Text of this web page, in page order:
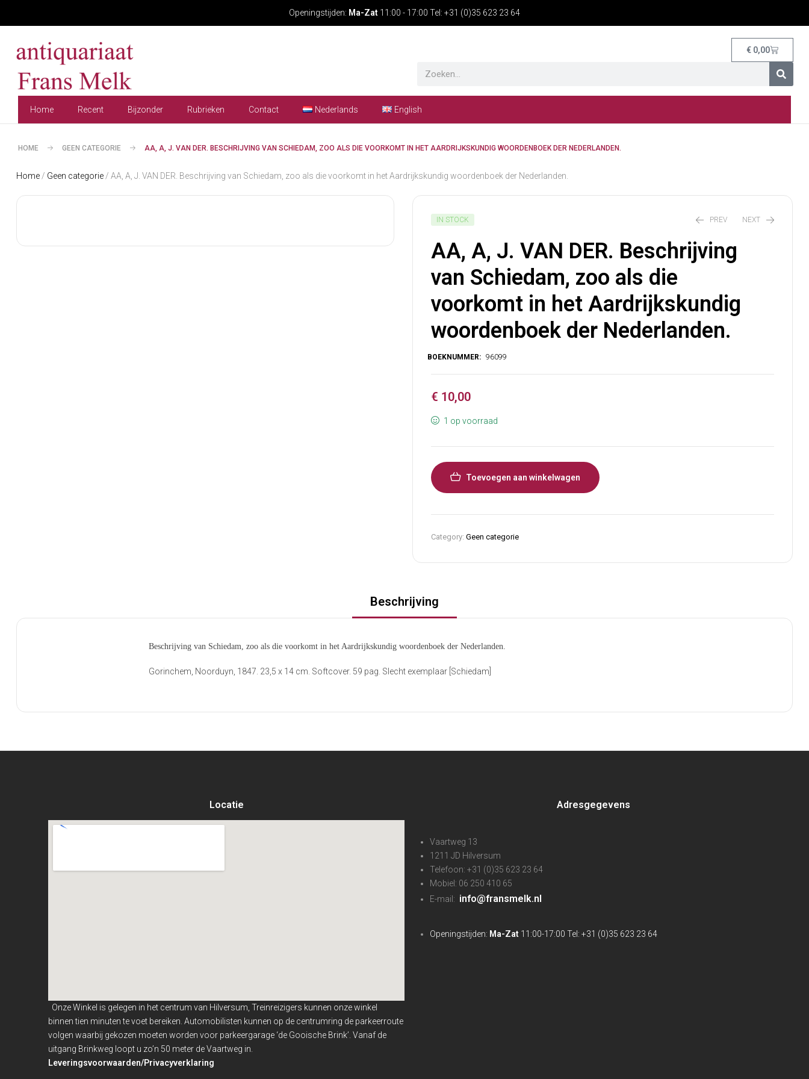
Openingstijden: Ma-Zat 11:00 - 17:00 Tel: +31 (0)35 623 23 64
€ 0,00
Home Recent Bijzonder Rubrieken Contact Nederlands English
HOME GEEN CATEGORIE AA, A, J. VAN DER. BESCHRIJVING VAN SCHIEDAM, ZOO ALS DIE VOORKOMT IN HET AARDRIJKSKUNDIG WOORDENBOEK DER NEDERLANDEN.
Home / Geen categorie / AA, A, J. VAN DER. Beschrijving van Schiedam, zoo als die voorkomt in het Aardrijkskundig woordenboek der Nederlanden.
IN STOCK PREV
€10,00
NEXT
AA, A, J. VAN DER. Beschrijving
van Schiedam, zoo als die
voorkomt in het Aardrijkskundig
woordenboek der Nederlanden.
€ 10,00
1 op voorraad
Toevoegen aan winkelwagen
Category: Geen categorie
Beschrijving
Beschrijving van Schiedam, zoo als die voorkomt in het Aardrijkskundig woordenboek der Nederlanden.
Gorinchem, Noorduyn, 1847. 23,5 x 14 cm. Softcover. 59 pag. Slecht exemplaar [Schiedam]
Locatie
Onze Winkel is gelegen in het centrum van Hilversum, Treinreizigers kunnen onze winkel
binnentien minuten te voet bereiken. Automobilisten kunnen op de centrumring de parkeerroute
volgen waarbij gekozen moeten worden voor parkeergarage ‘de Gooische Brink’. Vanaf de
uitgang Brinkweg loopt u zo’n 50 meter de Vaartweg in.
Leveringsvoorwaarden/Privacyverklaring
Adresgegevens
Vaartweg 13
1211 JD Hilversum
Telefoon: +31 (0)35 623 23 64
Mobiel: 06 250 410 65
E-mail: info@fransmelk.nl
Openingstijden: Ma-Zat 11:00-17:00 Tel: +31 (0)35 623 23 64